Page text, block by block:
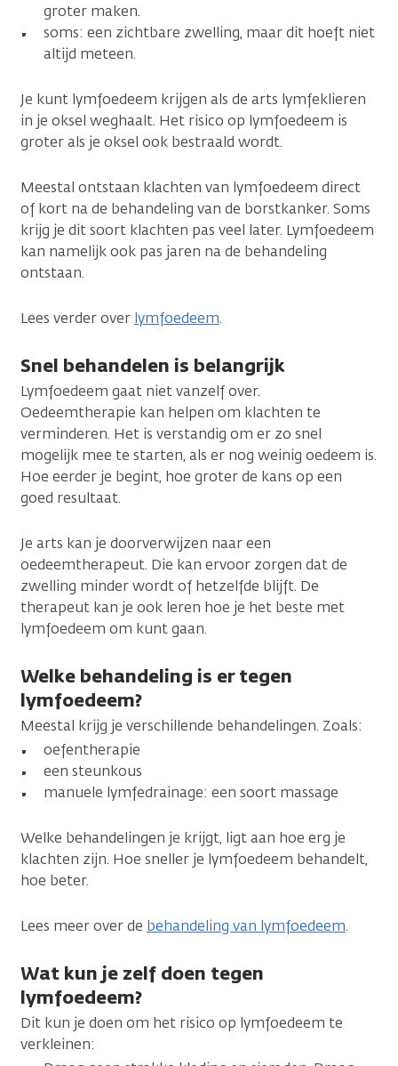
groter maken.
soms: een zichtbare zwelling, maar dit hoeft niet
altijd meteen.
Je kunt lymfoedeem krijgen als de arts lymfeklieren
in je oksel weghaalt. Het risico op lymfoedeem is
groter als je oksel ook bestraald wordt.
Meestal ontstaan klachten van lymfoedeem direct
of kort na de behandeling van de borstkanker. Soms
krijg je dit soort klachten pas veel later. Lymfoedeem
kan namelijk ook pas jaren na de behandeling
ontstaan.
Lees verder over lymfoedeem.
Snel behandelen is belangrijk
Lymfoedeem gaat niet vanzelf over.
Oedeemtherapie kan helpen om klachten te
verminderen. Het is verstandig om er zo snel
mogelijk mee te starten, als er nog weinig oedeem is.
Hoe eerder je begint, hoe groter de kans op een
goed resultaat.
Je arts kan je doorverwijzen naar een
oedeemtherapeut. Die kan ervoor zorgen dat de
zwelling minder wordt of hetzelfde blijft. De
therapeut kan je ook leren hoe je het beste met
lymfoedeem om kunt gaan.
Welke behandeling is er tegen
lymfoedeem?
Meestal krijg je verschillende behandelingen. Zoals:
oefentherapie
een steunkous
manuele lymfedrainage: een soort massage
Welke behandelingen je krijgt, ligt aan hoe erg je
klachten zijn. Hoe sneller je lymfoedeem behandelt,
hoe beter.
Lees meer over de behandeling van lymfoedeem.
Wat kun je zelf doen tegen
lymfoedeem?
Dit kun je doen om het risico op lymfoedeem te
verkleinen: